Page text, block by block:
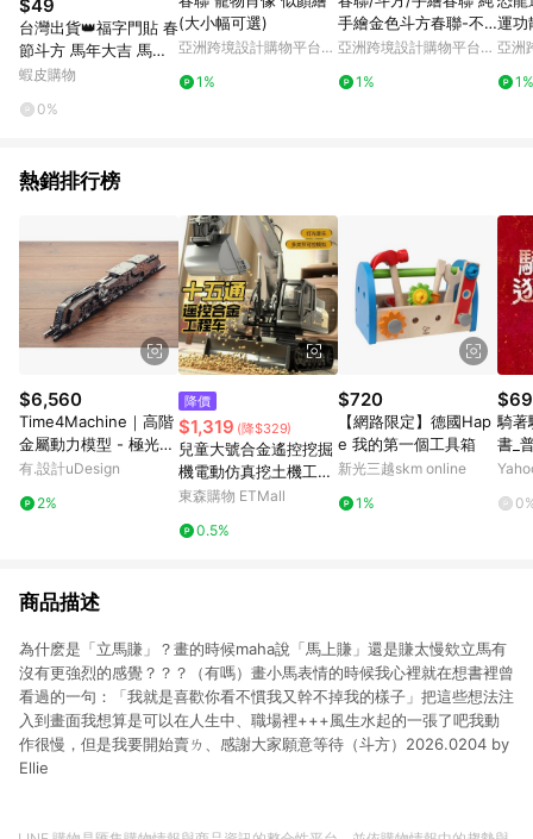
$49
台灣出貨👑福字門貼 春
節斗方 馬年大吉 馬年
搞怪斗方 馬年新款斗方
新年窗花 新春春聯 春
蝦皮購物
0%
(大小幅可選)
亞洲跨境設計購物平台
1%
手繪金色斗方春聯-不
理貓II
亞洲跨境設計購物平台
1%
運功
斗方
亞洲
1%
熱銷排行榜
$6,560
Time4Machine｜高階
金屬動力模型 - 極光蒸
氣火車 Dazzling Stea
有.設計uDesign
2%
降價
$1,319 (降$329)
兒童大號合金遙控挖掘
機電動仿真挖土機工程
車玩具男孩挖機推土機
東森購物 ETMall
0.5%
$720
【網路限定】德國Hap
e 我的第一個工具箱
新光三越skm online
1%
$69
騎著
書_
商品描述
為什麽是「立馬賺」？畫的時候maha說「馬上賺」還是賺太慢欸立馬有
沒有更強烈的感覺？？？（有嗎）畫小馬表情的時候我心裡就在想書裡曾
看過的一句：「我就是喜歡你看不慣我又幹不掉我的樣子」把這些想法注
入到畫面我想算是可以在人生中、職場裡+++風生水起的一張了吧我動
作很慢，但是我要開始賣ㄌ、感謝大家願意等待（斗方）2026.0204 by
Ellie